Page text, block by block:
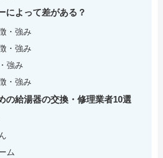
によって差がある？
・強み
・強み
強み
・強み
の給湯器の交換・修理業者10選
ム